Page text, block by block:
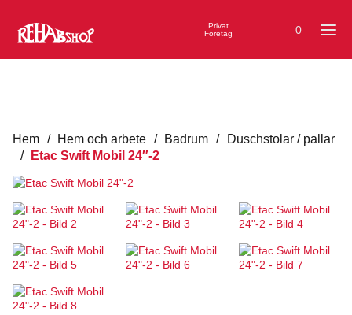
0
Privat
Företag
Hem / Hem och arbete / Badrum /
Duschstolar / pallar
/ Etac Swift Mobil 24″-2